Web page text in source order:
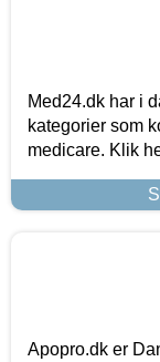
Med24.dk har i
kategorier som
medicare. Klik
Apopro.dk er